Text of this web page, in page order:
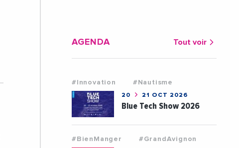
AGENDA Tout voir
#Innovation #Nautisme
20 21 OCT 2026
Blue Tech Show 2026
#BienManger #GrandAvignon